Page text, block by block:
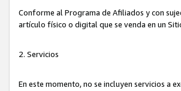
Conforme al Programa de Afiliados y con
artículo físico o digital que se venda en un
2. Servicios
En este momento, no se incluyen servicios a